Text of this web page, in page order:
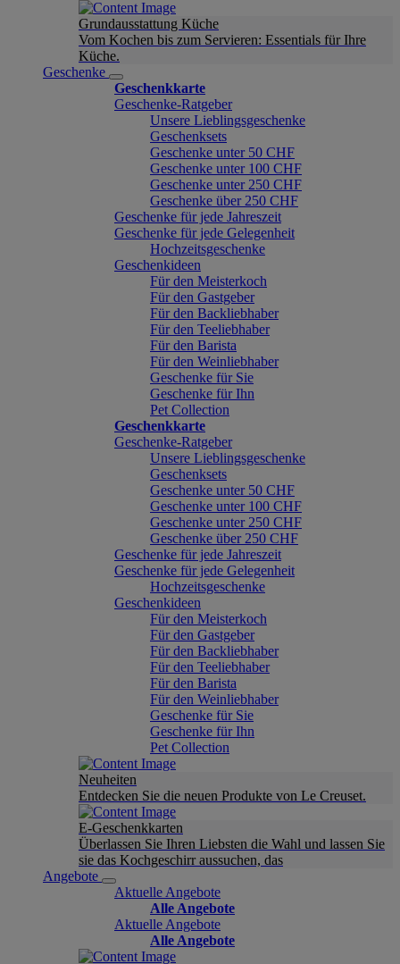
Grundausstattung Küche
Vom Kochen bis zum Servieren: Essentials für Ihre
Küche.
Geschenke
Geschenkkarte
Geschenke-Ratgeber
Unsere Lieblingsgeschenke
Geschenksets
Geschenke unter 50 CHF
Geschenke unter 100 CHF
Geschenke unter 250 CHF
Geschenke über 250 CHF
Geschenke für jede Jahreszeit
Geschenke für jede Gelegenheit
Hochzeitsgeschenke
Geschenkideen
Für den Meisterkoch
Für den Gastgeber
Für den Backliebhaber
Für den Teeliebhaber
Für den Barista
Für den Weinliebhaber
Geschenke für Sie
Geschenke für Ihn
Pet Collection
Geschenkkarte
Geschenke-Ratgeber
Unsere Lieblingsgeschenke
Geschenksets
Geschenke unter 50 CHF
Geschenke unter 100 CHF
Geschenke unter 250 CHF
Geschenke über 250 CHF
Geschenke für jede Jahreszeit
Geschenke für jede Gelegenheit
Hochzeitsgeschenke
Geschenkideen
Für den Meisterkoch
Für den Gastgeber
Für den Backliebhaber
Für den Teeliebhaber
Für den Barista
Für den Weinliebhaber
Geschenke für Sie
Geschenke für Ihn
Pet Collection
Neuheiten
Entdecken Sie die neuen Produkte von Le Creuset.
E-Geschenkkarten
Überlassen Sie Ihren Liebsten die Wahl und lassen Sie
sie das Kochgeschirr aussuchen, das
Angebote
Aktuelle Angebote
Alle Angebote
Aktuelle Angebote
Alle Angebote